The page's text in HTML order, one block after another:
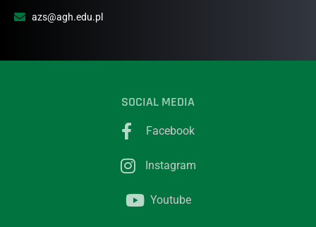
azs@agh.edu.pl
SOCIAL MEDIA
Facebook
Instagram
Youtube